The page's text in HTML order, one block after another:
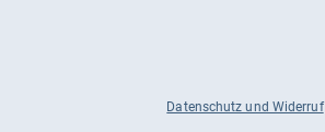
Datenschutz und Widerruf